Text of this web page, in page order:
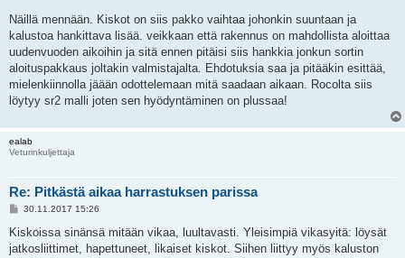
Näillä mennään. Kiskot on siis pakko vaihtaa johonkin suuntaan ja
kalustoa hankittava lisää. veikkaan että rakennus on mahdollista aloittaa
uudenvuoden aikoihin ja sitä ennen pitäisi siis hankkia jonkun sortin
aloituspakkaus joltakin valmistajalta. Ehdotuksia saa ja pitääkin esittää,
mielenkiinnolla jäään odottelemaan mitä saadaan aikaan. Rocolta siis
löytyy sr2 malli joten sen hyödyntäminen on plussaa!
ealab
Veturinkuljettaja
Re: Pitkästä aikaa harrastuksen parissa
V
e
t
30.11.2017 15:26
Kiskoissa sinänsä mitään vikaa, luultavasti. Yleisimpiä vikasyitä: löysät
jatkosliittimet, hapettuneet, likaiset kiskot. Siihen liittyy myös kaluston